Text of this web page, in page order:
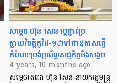
សម្តេច ហ៊ុន សែន ប្តេជ្ញាប្រែ
ក្លាយវិបត្តិកូវីដ-១៩ទៅជាឱកាសធ្វើ
កំណែទម្រង់ប្រព័ន្ធសេដ្ឋកិច្ចនិងសង្គម
4 years, 10 months ago
សម្តេចតេជោ ហ៊ុន សែន នាយករដ្ឋមន្ត្រី